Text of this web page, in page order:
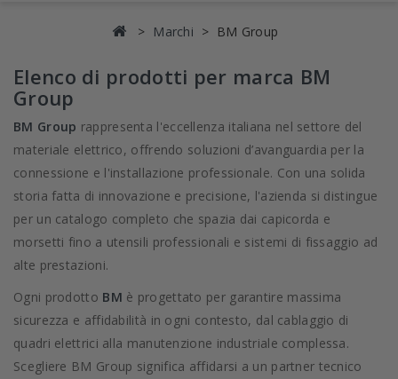
Marchi BM Group
Elenco di prodotti per marca BM
Group
BM Group rappresenta l'eccellenza italiana nel settore del
materiale elettrico, offrendo soluzioni d’avanguardia per la
connessione e l'installazione professionale. Con una solida
storia fatta di innovazione e precisione, l'azienda si distingue
per un catalogo completo che spazia dai capicorda e
morsetti fino a utensili professionali e sistemi di fissaggio ad
alte prestazioni.
Ogni prodotto BM è progettato per garantire massima
sicurezza e affidabilità in ogni contesto, dal cablaggio di
quadri elettrici alla manutenzione industriale complessa.
Scegliere BM Group significa affidarsi a un partner tecnico